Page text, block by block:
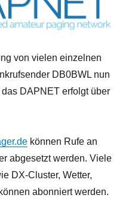
von vielen einzelnen
DB0BWL nun
das DAPNET erfolgt über
können Rufe an
abgesetzt werden. Viele
DX-Cluster, Wetter,
abonniert werden.